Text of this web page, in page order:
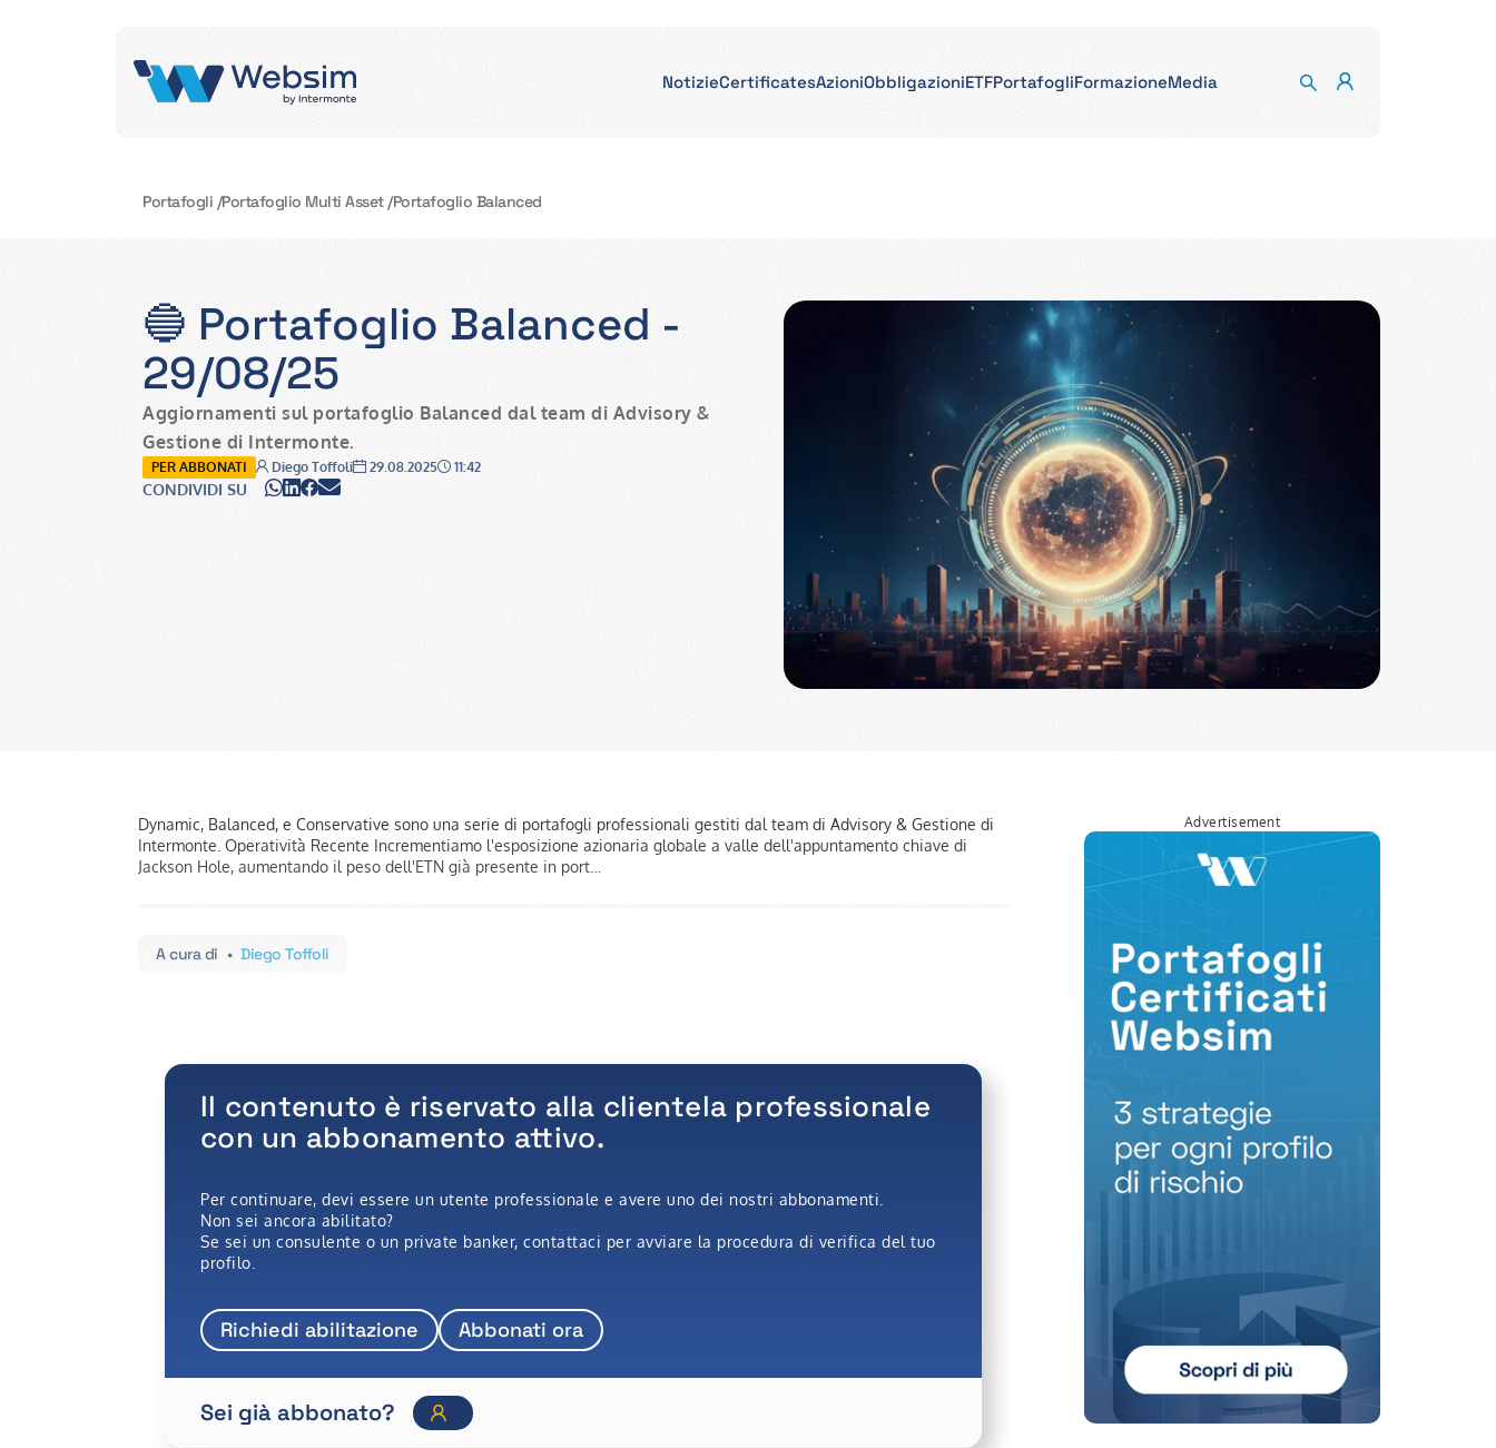
NotizieCertificatesAzioniObbligazioniETFPortafogliFormazioneMedia
Portafogli /Portafoglio Multi Asset/Portafoglio Balanced
🔵 Portafoglio Balanced -
29/08/25
Aggiornamenti sul portafoglio Balanced dal team di Advisory &
Gestione di Intermonte.
PER ABBONATI Autore:
Diego Toffoli Data:
29.08.2025 Ora:
11:42
CONDIVIDI SU WhatsApp
LinkedIn
Facebook
Email
Dynamic, Balanced, e Conservative sono una serie di portafogli professionali gestiti dal team di Advisory & Gestione di
Intermonte. Operatività Recente Incrementiamo l'esposizione azionaria globale a valle dell'appuntamento chiave di
Jackson Hole, aumentando il peso dell'ETN già presente in port…
A cura di • Diego Toffoli
Il contenuto è riservato alla clientela professionale
con un abbonamento attivo.
Per continuare, devi essere un utente professionale e avere uno dei nostri abbonamenti.
Non sei ancora abilitato?
Se sei un consulente o un private banker, contattaci per avviare la procedura di verifica del tuo
profilo.
Richiedi abilitazione Abbonati ora
Sei già abbonato?
Advertisement